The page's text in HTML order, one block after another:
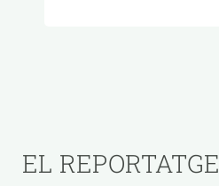
EL REPORTATGE